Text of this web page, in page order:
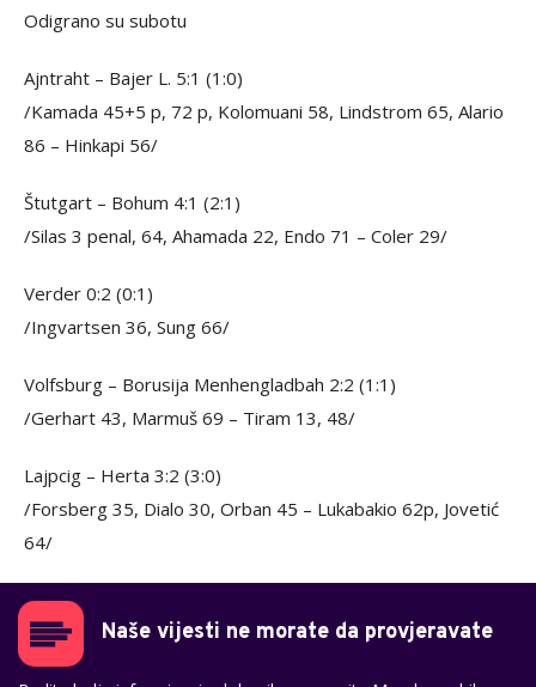
Odigrano su subotu
Ajntraht – Bajer L. 5:1 (1:0)
/Kamada 45+5 p, 72 p, Kolomuani 58, Lindstrom 65, Alario
86 – Hinkapi 56/
Štutgart – Bohum 4:1 (2:1)
/Silas 3 penal, 64, Ahamada 22, Endo 71 – Coler 29/
Verder 0:2 (0:1)
/Ingvartsen 36, Sung 66/
Volfsburg – Borusija Menhengladbah 2:2 (1:1)
/Gerhart 43, Marmuš 69 – Tiram 13, 48/
Lajpcig – Herta 3:2 (3:0)
/Forsberg 35, Dialo 30, Orban 45 – Lukabakio 62p, Jovetić
64/
Naše vijesti ne morate da provjeravate